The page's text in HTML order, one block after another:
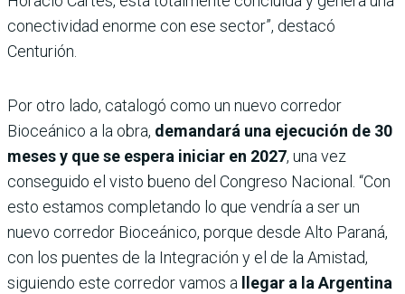
conectividad enorme con ese sector”, destacó
Centurión.
Por otro lado, catalogó como un nuevo corredor
Bioceánico a la obra, demandará una ejecución de 30
meses y que se espera iniciar en 2027, una vez
conseguido el visto bueno del Congreso Nacional. “Con
esto estamos completando lo que vendría a ser un
nuevo corredor Bioceánico, porque desde Alto Paraná,
con los puentes de la Integración y el de la Amistad,
siguiendo este corredor vamos a
llegar a la Argentina